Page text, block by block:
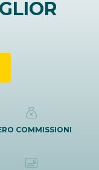
COMMISSIONI